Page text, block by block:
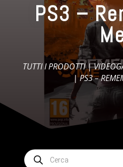
PS3 –
TUTTI I PRODOTTI|
| PS3 –
Products
search